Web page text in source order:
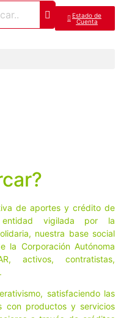
Estado de
Cuenta
de aportes y crédito de
vigilada por la
nuestra base social
la Corporación Autónoma
activos, contratistas,
satisfaciendo las
con productos y servicios